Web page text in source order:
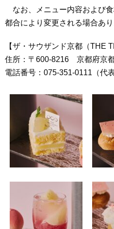
なお、メニュー内容および
都合により変更される場合あり
【ザ・サウザンド京都（THE
住所：〒600-8216 京都府京
電話番号：075-351-0111（代表